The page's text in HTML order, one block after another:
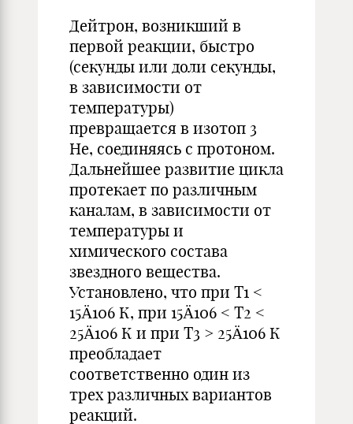
Дейтрон, возникший в
первой реакции, быстро
(секунды или доли секунды,
в зависимости от
температуры)
превращается в изотоп 3
Не, соединяясь с протоном.
Дальнейшее развитие цикла
протекает по различным
каналам, в зависимости от
температуры и
химического состава
звездного вещества.
Установлено, что при Т1 <
15Ä106 К, при 15Ä106 < T2 <
25Ä106 К и при T3 > 25Ä106 К
преобладает
соответственно один из
трех различных вариантов
реакций.